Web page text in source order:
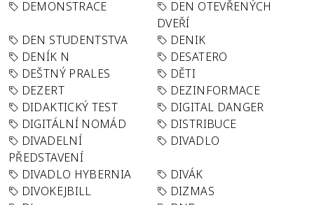
DEMONSTRACE
DEN OTEVŘENÝCH
DVEŘÍ
DEN STUDENTSTVA
DENIK
DENÍK N
DESATERO
DEŠTNÝ PRALES
DĚTI
DEZERT
DEZINFORMACE
DIDAKTICKÝ TEST
DIGITAL DANGER
DIGITÁLNÍ NOMÁD
DISTRIBUCE
DIVADELNÍ
PŘEDSTAVENÍ
DIVADLO
DIVADLO HYBERNIA
DIVÁK
DIVOKEJBILL
DIZMAS